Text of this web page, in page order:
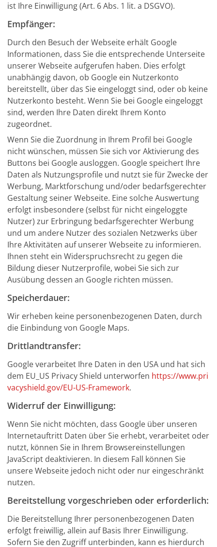
ist Ihre Einwilligung (Art. 6 Abs. 1 lit. a DSGVO).
Empfänger:
Durch den Besuch der Webseite erhält Google
Informationen, dass Sie die entsprechende Unterseite
unserer Webseite aufgerufen haben. Dies erfolgt
unabhängig davon, ob Google ein Nutzerkonto
bereitstellt, über das Sie eingeloggt sind, oder ob keine
Nutzerkonto besteht. Wenn Sie bei Google eingeloggt
sind, werden Ihre Daten direkt Ihrem Konto
zugeordnet.
Wenn Sie die Zuordnung in Ihrem Profil bei Google
nicht wünschen, müssen Sie sich vor Aktivierung des
Buttons bei Google ausloggen. Google speichert Ihre
Daten als Nutzungsprofile und nutzt sie für Zwecke der
Werbung, Marktforschung und/oder bedarfsgerechter
Gestaltung seiner Webseite. Eine solche Auswertung
erfolgt insbesondere (selbst für nicht eingeloggte
Nutzer) zur Erbringung bedarfsgerechter Werbung
und um andere Nutzer des sozialen Netzwerks über
Ihre Aktivitäten auf unserer Webseite zu informieren.
Ihnen steht ein Widerspruchsrecht zu gegen die
Bildung dieser Nutzerprofile, wobei Sie sich zur
Ausübung dessen an Google richten müssen.
Speicherdauer:
Wir erheben keine personenbezogenen Daten, durch
die Einbindung von Google Maps.
Drittlandtransfer:
Google verarbeitet Ihre Daten in den USA und hat sich
dem EU_US Privacy Shield unterworfen https://www.pri
vacyshield.gov/EU-US-Framework.
Widerruf der Einwilligung:
Wenn Sie nicht möchten, dass Google über unseren
Internetauftritt Daten über Sie erhebt, verarbeitet oder
nutzt, können Sie in Ihrem Browsereinstellungen
JavaScript deaktivieren. In diesem Fall können Sie
unsere Webseite jedoch nicht oder nur eingeschränkt
nutzen.
Bereitstellung vorgeschrieben oder erforderlich:
Die Bereitstellung Ihrer personenbezogenen Daten
erfolgt freiwillig, allein auf Basis Ihrer Einwilligung.
Sofern Sie den Zugriff unterbinden, kann es hierdurch